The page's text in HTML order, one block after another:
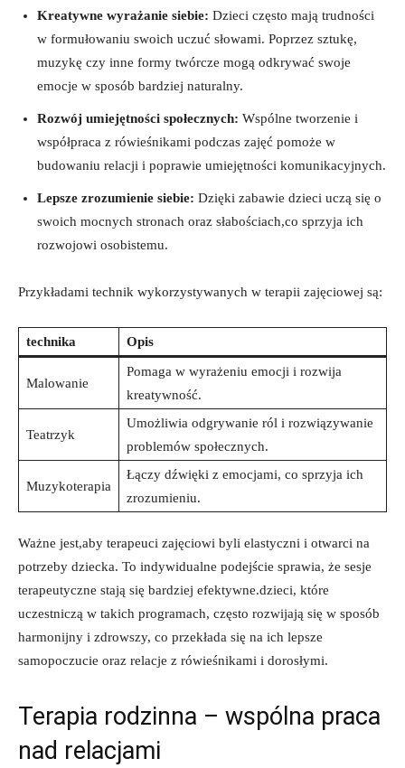
Kreatywne wyrażanie siebie: Dzieci często mają trudności
w formułowaniu swoich uczuć słowami. Poprzez sztukę,
muzykę czy inne formy twórcze mogą odkrywać swoje
emocje w sposób bardziej naturalny.
Rozwój umiejętności społecznych: Wspólne tworzenie i
współpraca z rówieśnikami podczas zajęć pomoże w
budowaniu relacji i poprawie umiejętności komunikacyjnych.
Lepsze zrozumienie siebie: Dzięki zabawie dzieci uczą się o
swoich mocnych stronach oraz słabościach,co sprzyja ich
rozwojowi osobistemu.
Przykładami technik wykorzystywanych w terapii zajęciowej są:
technika Opis
Malowanie
Pomaga w wyrażeniu emocji i rozwija
kreatywność.
Teatrzyk
Umożliwia odgrywanie ról i rozwiązywanie
problemów społecznych.
Muzykoterapia
Łączy dźwięki z emocjami, co sprzyja ich
zrozumieniu.
Ważne jest,aby terapeuci zajęciowi byli elastyczni i otwarci na
potrzeby dziecka. To indywidualne podejście sprawia, że sesje
terapeutyczne stają się bardziej efektywne.dzieci, które
uczestniczą w takich programach, często rozwijają się w sposób
harmonijny i zdrowszy, co przekłada się na ich lepsze
samopoczucie oraz relacje z rówieśnikami i dorosłymi.
Terapia rodzinna – wspólna praca
nad relacjami